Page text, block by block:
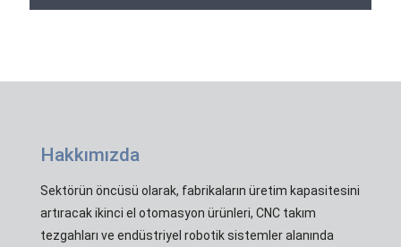
Hakkımızda
Sektörün öncüsü olarak, fabrikaların üretim kapasitesini
artıracak ikinci el otomasyon ürünleri, CNC takım
tezgahları ve endüstriyel robotik sistemler alanında